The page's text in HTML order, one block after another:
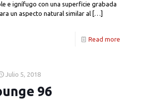
e ignífugo con una superficie grabada
un aspecto natural similar al […]
Read more
Julio 5, 2018
96